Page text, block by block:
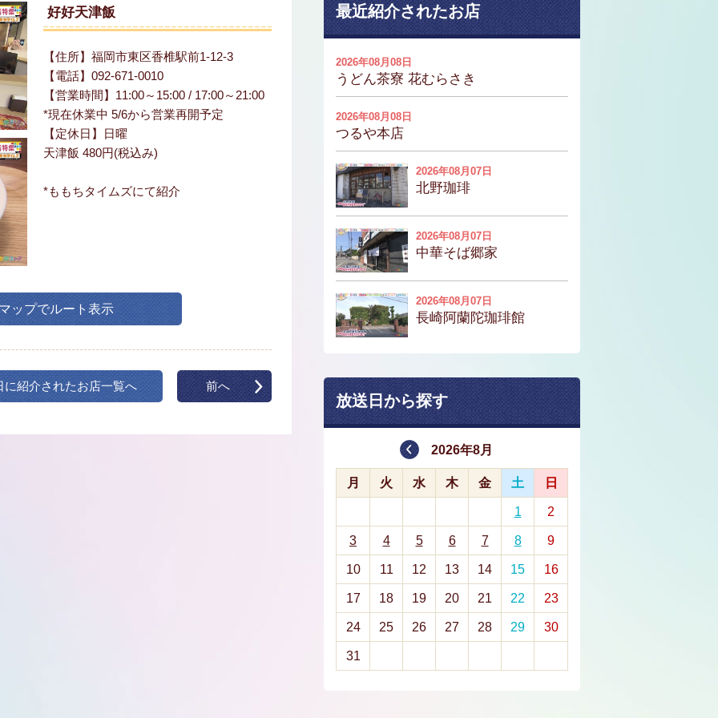
好好天津飯
【住所】福岡市東区香椎駅前1-12-3
【電話】092-671-0010
【営業時間】11:00～15:00 / 17:00～21:00
*現在休業中 5/6から営業再開予定
【定休日】日曜
天津飯 480円(税込み)
*ももちタイムズにて紹介
ップでルート表示
に紹介されたお店一覧へ 前へ
最近紹介されたお店
2026年08月08日
うどん茶寮 花むらさき
2026年08月08日
つるや本店
2026年08月07日
北野珈琲
2026年08月07日
中華そば郷家
2026年08月07日
長崎阿蘭陀珈琲館
放送日から探す
2026年8月
月 火 水 木 金 土 日
1 2
3 4 5 6 7 8 9
10 11 12 13 14 15 16
17 18 19 20 21 22 23
24 25 26 27 28 29 30
31